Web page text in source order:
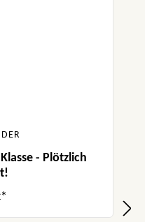
- Plötzlich